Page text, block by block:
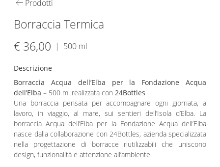
Prodotti
Borraccia Termica
€ 36,00 | 500 ml
Descrizione
Borraccia Acqua dell’Elba per la Fondazione Acqua
dell’Elba – 500 ml realizzata con 24Bottles
Una borraccia pensata per accompagnare ogni giornata, a
lavoro, in viaggio, al mare, sui sentieri dell’Isola d’Elba. La
borraccia Acqua dell’Elba per la Fondazione Acqua dell’Elba
nasce dalla collaborazione con 24Bottles, azienda specializzata
nella progettazione di borracce riutilizzabili che uniscono
design, funzionalità e attenzione all’ambiente.